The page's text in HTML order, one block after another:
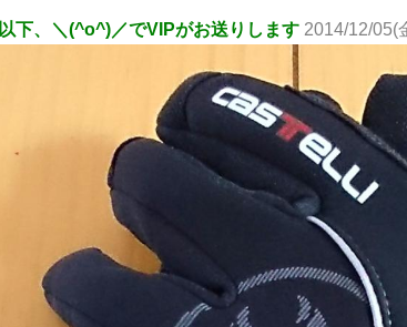
以下、＼(^o^)／でVIPがお送りします 2014/12/05(